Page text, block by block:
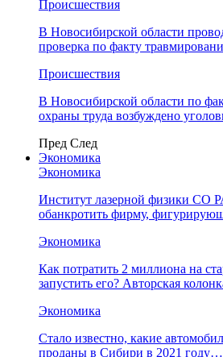
Происшествия
В Новосибирской области
проверка по факту
Происшествия
В Новосибирской области по
охраны труда возбуждено
Пред След
Экономика
Экономика
Институт лазерной физики СО
обанкротить фирму,
Экономика
Как потратить 2 миллиона на
запустить его? Авторская
Экономика
Стало известно, какие
проданы в Сибири в 2021 году…